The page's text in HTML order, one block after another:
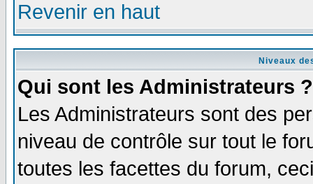
Revenir en haut
Niveaux
Qui sont les Administrateurs ?
Les Administrateurs sont des
niveau de contrôle sur tout le
toutes les facettes du forum,